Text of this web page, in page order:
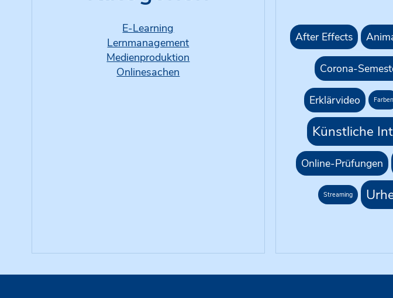
E-Learning
Lernmanagement
Medienproduktion
Onlinesachen
After Effects
Corona-
Erklärvideo Farben
Künstliche
Online-Prüfungen
Streaming